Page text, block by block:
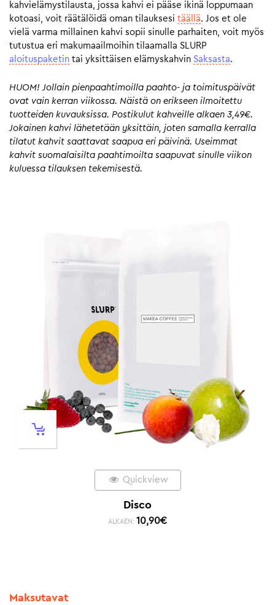
kahvielämystilausta, jossa kahvi ei pääse ikinä loppumaan
kotoasi, voit räätälöidä oman tilauksesi täällä. Jos et ole
vielä varma millainen kahvi sopii sinulle parhaiten, voit myös
tutustua eri makumaailmoihin tilaamalla SLURP
aloituspaketin tai yksittäisen elämyskahvin Saksasta.
HUOM! Jollain pienpaahtimoilla paahto- ja toimituspäivät
ovat vain kerran viikossa. Näistä on erikseen ilmoitettu
tuotteiden kuvauksissa. Postikulut kahveille alkaen 3,49€.
Jokainen kahvi lähetetään yksittäin, joten samalla kerralla
tilatut kahvit saattavat saapua eri päivinä. Useimmat
kahvit suomalaisilta paahtimoilta saapuvat sinulle viikon
kuluessa tilauksen tekemisestä.
Quickview
Disco
ALKAEN: 10,90€
Maksutavat